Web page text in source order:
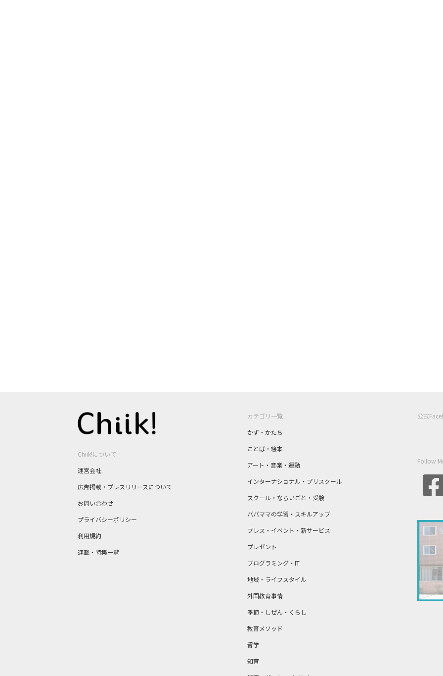
Chiik!について
運営会社
広告掲載・プレスリリースについて
お問い合わせ
プライバシーポリシー
利用規約
連載・特集一覧
カテゴリ一覧
かず・かたち
ことば・絵本
アート・音楽・運動
インターナショナル・プリスクール
スクール・ならいごと・受験
パパママの学習・スキルアップ
プレス・イベント・新サービス
プレゼント
プログラミング・IT
地域・ライフスタイル
外国教育事情
季節・しぜん・くらし
教育メソッド
留学
知育
公式
Follow